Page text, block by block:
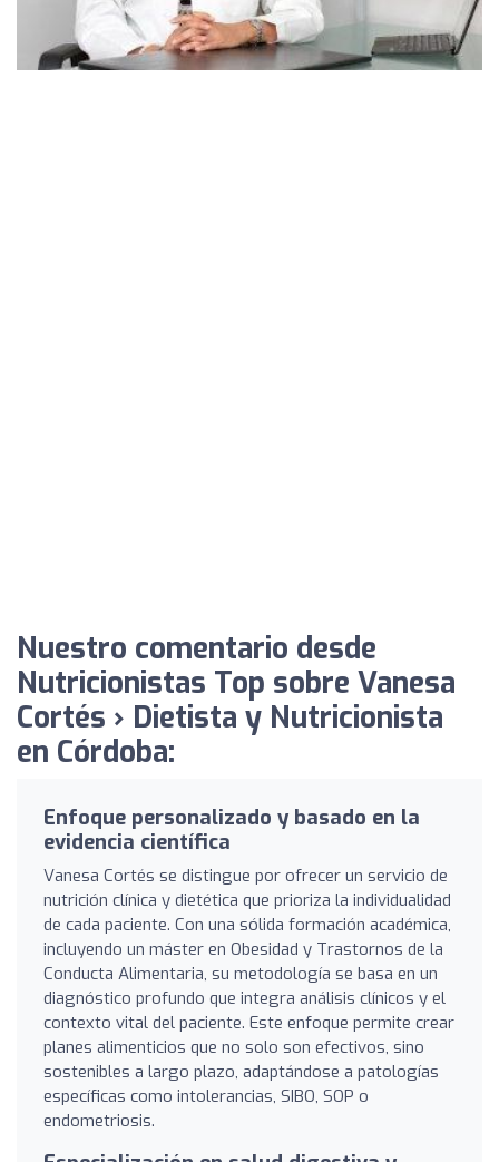
Nuestro comentario desde
Nutricionistas Top sobre Vanesa
Cortés › Dietista y Nutricionista
en Córdoba:
Enfoque personalizado y basado en la
evidencia científica
Vanesa Cortés se distingue por ofrecer un servicio de
nutrición clínica y dietética que prioriza la individualidad
de cada paciente. Con una sólida formación académica,
incluyendo un máster en Obesidad y Trastornos de la
Conducta Alimentaria, su metodología se basa en un
diagnóstico profundo que integra análisis clínicos y el
contexto vital del paciente. Este enfoque permite crear
planes alimenticios que no solo son efectivos, sino
sostenibles a largo plazo, adaptándose a patologías
específicas como intolerancias, SIBO, SOP o
endometriosis.